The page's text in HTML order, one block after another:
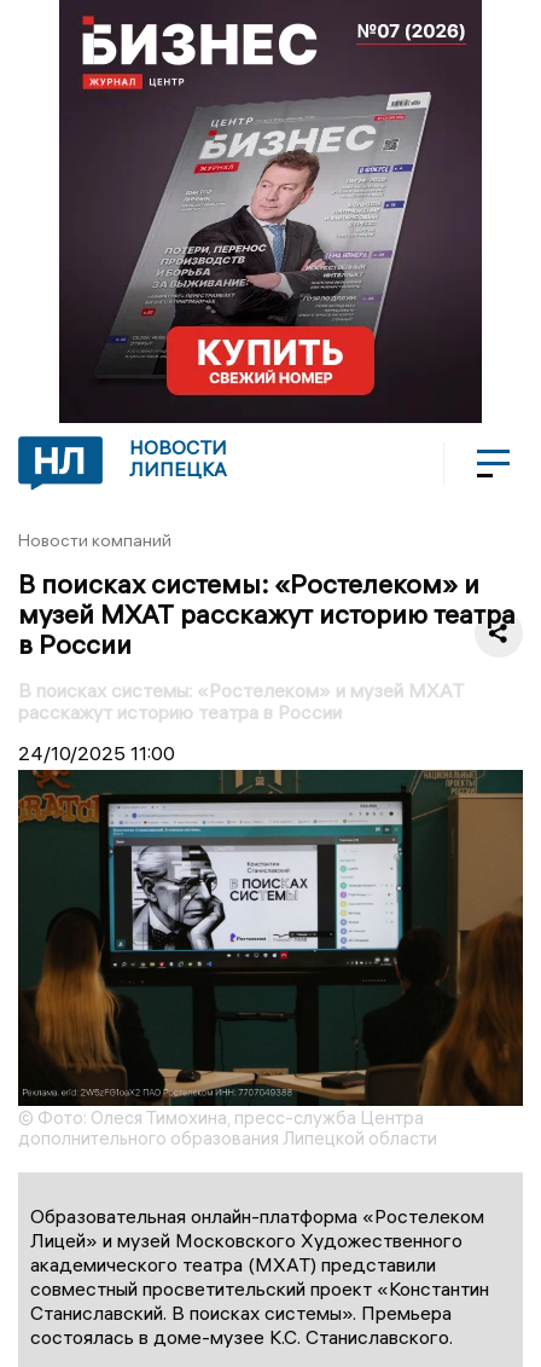
НОВОСТИ
ЛИПЕЦКА
Новости компаний
В поисках системы: «Ростелеком» и
музей МХАТ расскажут историю театра
в России
В поисках системы: «Ростелеком» и музей МХАТ
расскажут историю театра в России
24/10/2025 11:00
© Фото: Олеся Тимохина, пресс-служба Центра
дополнительного образования Липецкой области
Образовательная онлайн-платформа «Ростелеком
Лицей» и музей Московского Художественного
академического театра (МХАТ) представили
совместный просветительский проект «Константин
Станиславский. В поисках системы». Премьера
состоялась в доме-музее К.С. Станиславского.